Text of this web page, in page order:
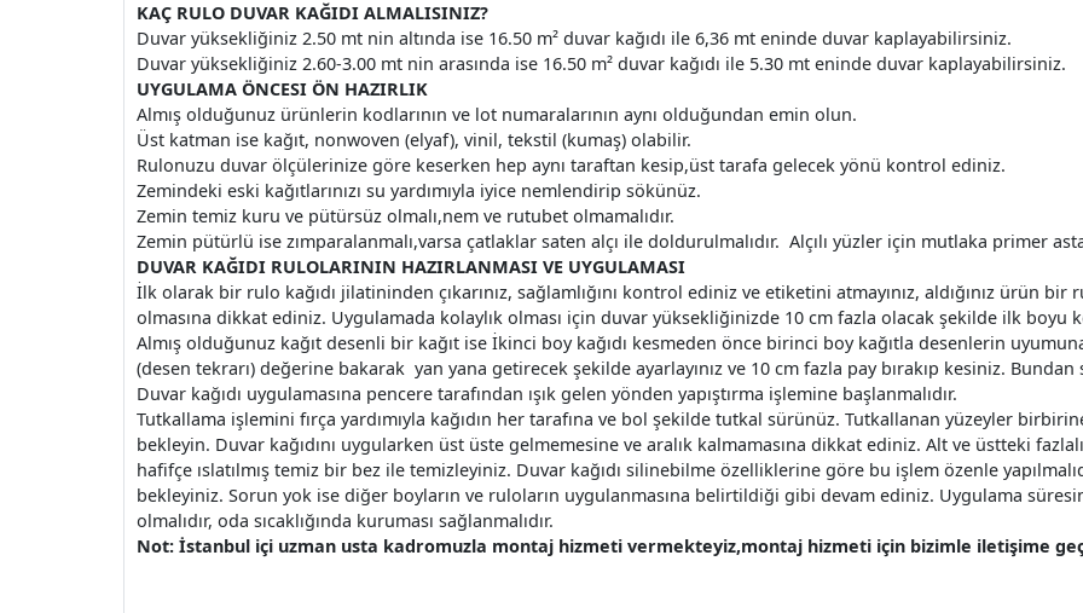
KAÇ RULO DUVAR KAĞIDI ALMALISINIZ?
Duvar yüksekliğiniz 2.50 mt nin altında ise 16.50 m² duvar kağıdı ile 6,36 mt eninde duvar kaplayabilirsiniz.
Duvar yüksekliğiniz 2.60-3.00 mt nin arasında ise 16.50 m² duvar kağıdı ile 5.30 mt eninde duvar kaplayabilirsiniz.
UYGULAMA ÖNCESI ÖN HAZIRLIK
Almış olduğunuz ürünlerin kodlarının ve lot numaralarının aynı olduğundan emin olun.
Üst katman ise kağıt, nonwoven (elyaf), vinil, tekstil (kumaş) olabilir.
Rulonuzu duvar ölçülerinize göre keserken hep aynı taraftan kesip,üst tarafa gelecek yönü kontrol ediniz.
Zemindeki eski kağıtlarınızı su yardımıyla iyice nemlendirip sökünüz.
Zemin temiz kuru ve pütürsüz olmalı,nem ve rutubet olmamalıdır.
Zemin pütürlü ise zımparalanmalı,varsa çatlaklar saten alçı ile doldurulmalıdır. Alçılı yüzler için mutlaka primer
DUVAR KAĞIDI RULOLARININ HAZIRLANMASI VE UYGULAMASI
İlk olarak bir rulo kağıdı jilatininden çıkarınız, sağlamlığını kontrol ediniz ve etiketini atmayınız, aldığınız ürün
olmasına dikkat ediniz. Uygulamada kolaylık olması için duvar yüksekliğinizde 10 cm fazla olacak şekilde ilk boyu
Almış olduğunuz kağıt desenli bir kağıt ise İkinci boy kağıdı kesmeden önce birinci boy kağıtla desenlerin
(desen tekrarı) değerine bakarak yan yana getirecek şekilde ayarlayınız ve 10 cm fazla pay bırakıp kesiniz.
Duvar kağıdı uygulamasına pencere tarafından ışık gelen yönden yapıştırma işlemine başlanmalıdır.
Tutkallama işlemini fırça yardımıyla kağıdın her tarafına ve bol şekilde tutkal sürünüz. Tutkallanan yüzeyler
bekleyin. Duvar kağıdını uygularken üst üste gelmemesine ve aralık kalmamasına dikkat ediniz. Alt ve üstteki
hafifçe ıslatılmış temiz bir bez ile temizleyiniz. Duvar kağıdı silinebilme özelliklerine göre bu işlem özenle
bekleyiniz. Sorun yok ise diğer boyların ve ruloların uygulanmasına belirtildiği gibi devam ediniz. Uygulama
olmalıdır, oda sıcaklığında kuruması sağlanmalıdır.
Not: İstanbul içi uzman usta kadromuzla montaj hizmeti vermekteyiz,montaj hizmeti için bizimle iletişime